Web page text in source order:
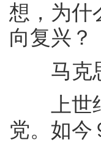
想，为什
向复兴？
马克思
上世纪
党。如今